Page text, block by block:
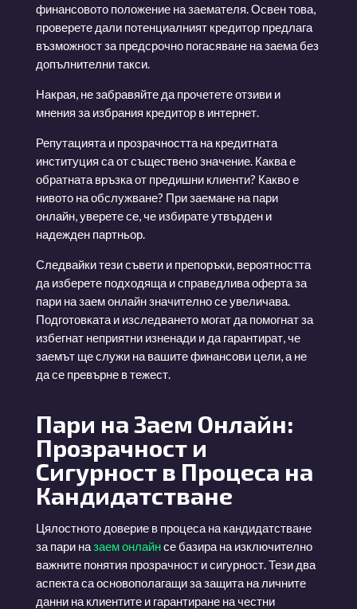
финансовото положение на заемателя. Освен това,
проверете дали потенциалният кредитор предлага
възможност за предсрочно погасяване на заема без
допълнителни такси.
Накрая, не забравяйте да прочетете отзиви и
мнения за избрания кредитор в интернет.
Репутацията и прозрачността на кредитната
институция са от съществено значение. Каква е
обратната връзка от предишни клиенти? Какво е
нивото на обслужване? При заемане на пари
онлайн, уверете се, че избирате утвърден и
надежден партньор.
Следвайки тези съвети и препоръки, вероятността
да изберете подходяща и справедлива оферта за
пари на заем онлайн значително се увеличава.
Подготовката и изследването могат да помогнат за
избегнат неприятни изненади и да гарантират, че
заемът ще служи на вашите финансови цели, а не
да се превърне в тежест.
Пари на Заем Онлайн:
Прозрачност и
Сигурност в Процеса на
Кандидатстване
Цялостното доверие в процеса на кандидатстване
за пари назаем онлайнсе базира на изключително
важните понятия прозрачност и сигурност. Тези два
аспекта са основополагащи за защита на личните
данни на клиентите и гарантиране на честни